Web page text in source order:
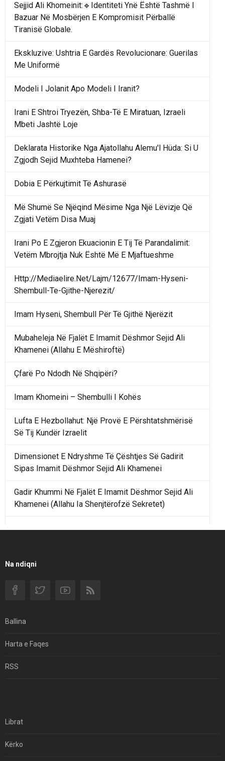
Sejjid Ali Khomeinit:🔹Identiteti Ynë Është Tashmë I
Bazuar Në Mosbërjen E Kompromisit Përballë
Tiranisë Globale.
Ekskluzive: Ushtria E Gardës Revolucionare: Guerilas
Me Uniformë
Modeli I Jolanit Apo Modeli I Iranit?
Irani E Shtroi Tryezën, Shba-Të E Miratuan, Izraeli
Mbeti Jashtë Loje
Deklarata Historike Nga Ajatollahu Alemu'l Hüda: Si U
Zgjodh Sejid Muxhteba Hamenei?
Dobia E Përkujtimit Të Ashurasë
Më Shumë Se Njëqind Mësime Nga Një Lëvizje Që
Zgjati Vetëm Disa Muaj
Irani Po E Zgjeron Ekuacionin E Tij Të Parandalimit:
Vetëm Mbrojtja Nuk Është Më E Mjaftueshme
Http://Mediaelire.Net/Lajm/12677/Imam-Hyseni-
Shembull-Te-Gjithe-Njerezit/
Imam Hyseni, Shembull Për Të Gjithë Njerëzit
Mubaheleja Në Fjalët E Imamit Dëshmor Sejid Ali
Khamenei (Allahu E Mëshiroftë)
Çfarë Po Ndodh Në Shqipëri?
Imam Khomeini – Shembulli I Kohës
Lufta E Hezbollahut: Një Provë E Përshtatshmërisë
Së Tij Kundër Izraelit
Dimensionet E Ndryshme Të Çështjes Së Gadirit
Sipas Imamit Dëshmor Sejid Ali Khamenei
Gadir Khummi Në Fjalët E Imamit Dëshmor Sejid Ali
Khamenei (Allahu Ia Shenjtërofzë Sekretet)
Një Rend Rajonal I Udhëhequr Nga Irani Kundrejt Një
Filmi I Shkurtër Iranian “Pasta Alfredo” Ka Udhëtuar
Na ndiqni
Ballina
Harta e Faqes
RSS
Librat
Kërko